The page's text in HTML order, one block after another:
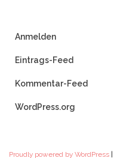
Anmelden
Eintrags-Feed
Kommentar-Feed
WordPress.org
Proudly powered by WordPress |